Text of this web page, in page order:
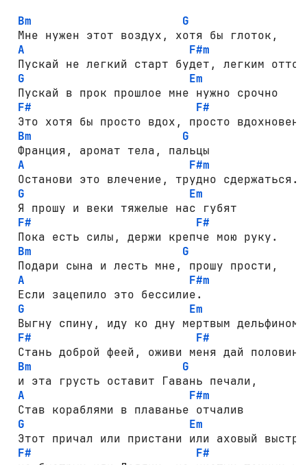
Bm
G
Мне нужен этот воздух, хотя бы глоток,
A
F#m
Пускай не легкий старт будет, легким
G
Em
Пускай в прок прошлое мне нужно срочно
F#
F#
Это хотя бы просто вдох, просто
Bm
G
Франция, аромат тела, пальцы
A
F#m
Останови это влечение, трудно сдержаться.
G
Em
Я прошу и веки тяжелые нас губят
F#
F#
Пока есть силы, держи крепче мою руку.
Bm
G
Подари сына и лесть мне, прошу прости,
A
F#m
Если зацепило это бессилие.
G
Em
Выгну спину, иду ко дну мертвым дельфином
F#
F#
Стань доброй феей, оживи меня дай
Bm
G
и эта грусть оставит Гавань печали,
A
F#m
Став кораблями в плаванье отчалив
G
Em
Этот причал или пристани или аховый
F#
F#